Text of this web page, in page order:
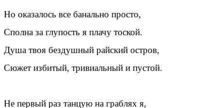
Но оказалось все банально просто,
Сполна за глупость я плачу тоской.
Душа твоя бездушный райский остров,
Сюжет избитый, тривиальный и пустой.
Не первый раз танцую на граблях я,